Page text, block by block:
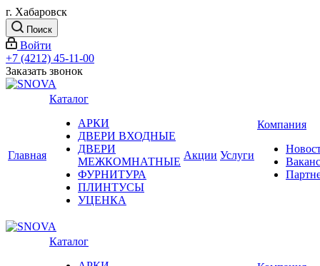
г. Хабаровск
Поиск
Войти
+7 (4212) 45-11-00
Заказать звонок
Главная
Каталог
АРКИ
ДВЕРИ ВХОДНЫЕ
ДВЕРИ
МЕЖКОМНАТНЫЕ
ФУРНИТУРА
ПЛИНТУСЫ
УЦЕНКА
Акции Услуги
Компания
Каталог